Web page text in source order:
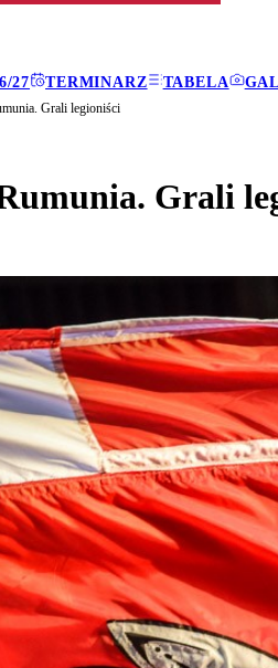
27 TERMINARZ TABELA
Grali legioniści
Grali